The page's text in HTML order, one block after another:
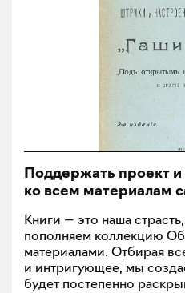
Поддержать проект и
ко всем материалам
Книги — это наша
пополняем коллекцию
материалами. Отбирая
и интригующее, мы
будет постепенно